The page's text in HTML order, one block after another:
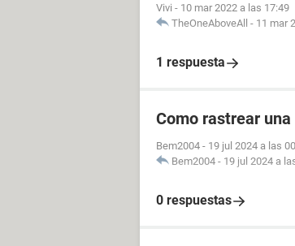
Vivi - 10 mar 2022 a las 17:49
TheOneAboveAll - 11 mar
1 respuesta
Como rastrear
Bem2004 - 19 jul 2024 a las
Bem2004 - 19 jul 2024 a
0 respuestas